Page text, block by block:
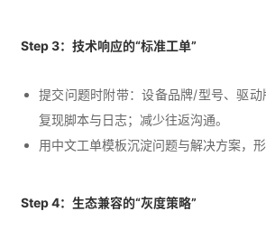
Step 3：技术响应的“标准工单”
提交问题时附带：设备品牌/型号、驱动
复现脚本与日志；减少往返沟通。
用中文工单模板沉淀问题与解决方案，形
Step 4：生态兼容的“灰度策略”